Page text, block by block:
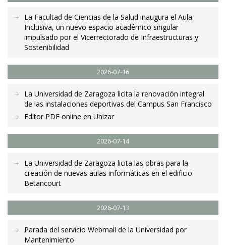
La Facultad de Ciencias de la Salud inaugura el Aula
Inclusiva, un nuevo espacio académico singular
impulsado por el Vicerrectorado de Infraestructuras y
Sostenibilidad
2026-07-16
La Universidad de Zaragoza licita la renovación integral
de las instalaciones deportivas del Campus San Francisco
Editor PDF online en Unizar
2026-07-14
La Universidad de Zaragoza licita las obras para la
creación de nuevas aulas informáticas en el edificio
Betancourt
2026-07-13
Parada del servicio Webmail de la Universidad por
Mantenimiento